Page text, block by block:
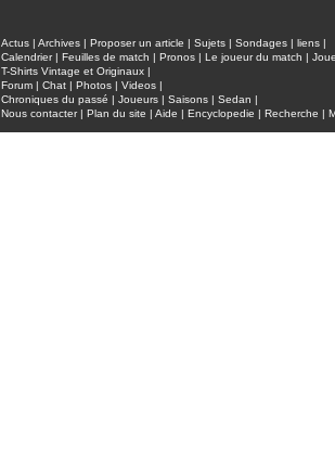
Actus | Archives | Proposer un article | Sujets | Sondages | liens |
Calendrier| Feuilles de match | Pronos | Le joueur du match |
T-Shirts Vintage et Originaux |
Forum | Chat | Photos | Videos |
Chroniques du passé | Joueurs | Saisons | Sedan |
Nous contacter| Plan du site | Aide | Encyclopedie | Recherche |